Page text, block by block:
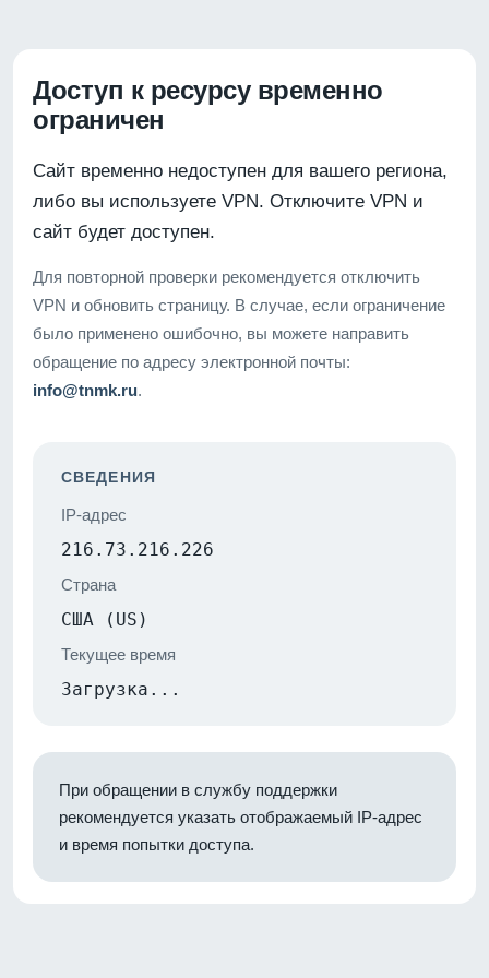
Доступ к ресурсу временно
ограничен
Сайт временно недоступен для вашего региона,
либо вы используете VPN. Отключите VPN и
сайт будет доступен.
Для повторной проверки рекомендуется отключить
VPN и обновить страницу. В случае, если ограничение
было применено ошибочно, вы можете направить
обращение по адресу электронной почты:
info@tnmk.ru.
СВЕДЕНИЯ
IP-адрес
216.73.216.226
Страна
США (US)
Текущее время
Загрузка...
При обращении в службу поддержки
рекомендуется указать отображаемый IP-адрес
и время попытки доступа.